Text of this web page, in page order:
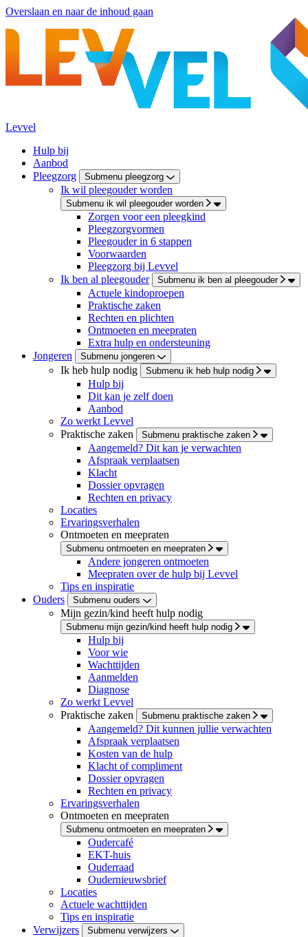
Overslaan en naar de inhoud gaan
Levvel
Hulp bij
Aanbod
Pleegzorg
Submenu pleegzorg
Ik wil pleegouder worden
Submenu ik wil pleegouder worden
Zorgen voor een pleegkind
Pleegzorgvormen
Pleegouder in 6 stappen
Voorwaarden
Pleegzorg bij Levvel
Ik ben al pleegouder
Submenu ik ben al pleegouder
Actuele kindoproepen
Praktische zaken
Rechten en plichten
Ontmoeten en meepraten
Extra hulp en ondersteuning
Jongeren
Submenu jongeren
Ik heb hulp nodig Submenu ik heb hulp nodig
Hulp bij
Dit kan je zelf doen
Aanbod
Zo werkt Levvel
Praktische zaken
Submenu praktische zaken
Aangemeld? Dit kan je verwachten
Afspraak verplaatsen
Klacht
Dossier opvragen
Rechten en privacy
Locaties
Ervaringsverhalen
Ontmoeten en meepraten
Submenu ontmoeten en meepraten
Andere jongeren ontmoeten
Meepraten over de hulp bij Levvel
Tips en inspiratie
Ouders
Submenu ouders
Mijn gezin/kind heeft hulp nodig
Submenu mijn gezin/kind heeft hulp nodig
Hulp bij
Voor wie
Wachttijden
Aanmelden
Diagnose
Zo werkt Levvel
Praktische zaken
Submenu praktische zaken
Aangemeld? Dit kunnen jullie verwachten
Afspraak verplaatsen
Kosten van de hulp
Klacht of compliment
Dossier opvragen
Rechten en privacy
Ervaringsverhalen
Ontmoeten en meepraten
Submenu ontmoeten en meepraten
Oudercafé
EKT-huis
Ouderraad
Oudernieuwsbrief
Locaties
Actuele wachttijden
Tips en inspiratie
Verwijzers
Submenu verwijzers